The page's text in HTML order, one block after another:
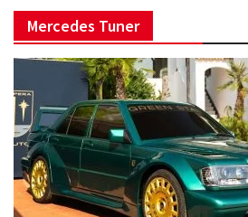
Mercedes Tuner